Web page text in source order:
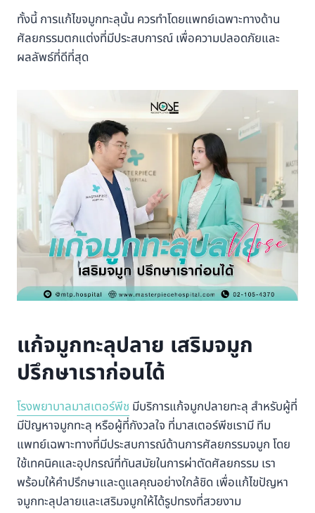
ทั้งนี้ การแก้ไขจมูกทะลุนั้น ควรทำโดยแพทย์เฉพาะทางด้าน
ศัลยกรรมตกแต่งที่มีประสบการณ์ เพื่อความปลอดภัยและ
ผลลัพธ์ที่ดีที่สุด
แก้จมูกทะลุปลาย เสริมจมูก
ปรึกษาเราก่อนได้
โรงพยาบาลมาสเตอร์พีช มีบริการแก้จมูกปลายทะลุ สำหรับผู้ที่
มีปัญหาจมูกทะลุ หรือผู้ที่กังวลใจ ที่มาสเตอร์พีชเรามี ทีม
แพทย์เฉพาะทางที่มีประสบการณ์ด้านการศัลยกรรมจมูก โดย
ใช้เทคนิคและอุปกรณ์ที่ทันสมัยในการผ่าตัดศัลยกรรม เรา
พร้อมให้คำปรึกษาและดูแลคุณอย่างใกล้ชิด เพื่อแก้ไขปัญหา
จมูกทะลุปลายและเสริมจมูกให้ได้รูปทรงที่สวยงาม